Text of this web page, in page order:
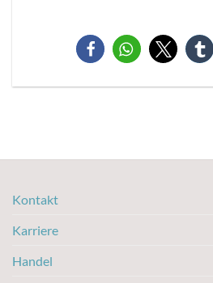
Kontakt
Karriere
Handel